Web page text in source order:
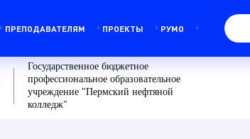
ПРЕПОДАВАТЕЛЯМ ПРОЕКТЫ РУМО
Государственное бюджетное
профессиональное образовательное
учреждение "Пермский нефтяной
колледж"